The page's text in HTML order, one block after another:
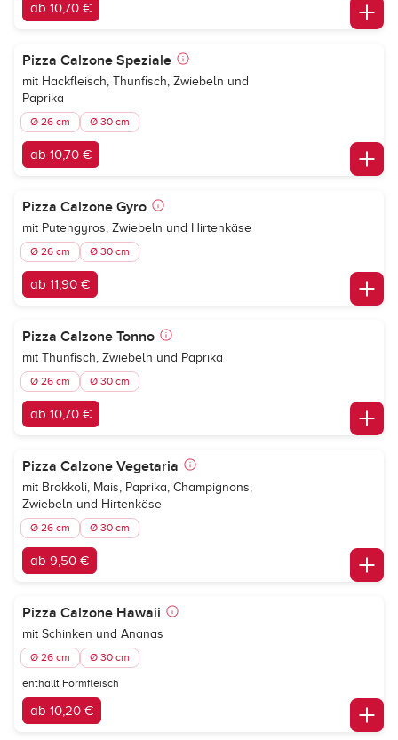
ab 10,70 €
Pizza Calzone Speziale
mit Hackfleisch, Thunfisch, Zwiebeln und
Paprika
Ø 26 cm Ø 30 cm
ab 10,70 €
Pizza Calzone Gyro
mit Putengyros, Zwiebeln und Hirtenkäse
Ø 26 cm Ø 30 cm
ab 11,90 €
Pizza Calzone Tonno
mit Thunfisch, Zwiebeln und Paprika
Ø 26 cm Ø 30 cm
ab 10,70 €
Pizza Calzone Vegetaria
mit Brokkoli, Mais, Paprika, Champignons,
Zwiebeln und Hirtenkäse
Ø 26 cm Ø 30 cm
ab 9,50 €
Pizza Calzone Hawaii
mit Schinken und Ananas
Ø 26 cm Ø 30 cm
enthällt Formfleisch
ab 10,20 €